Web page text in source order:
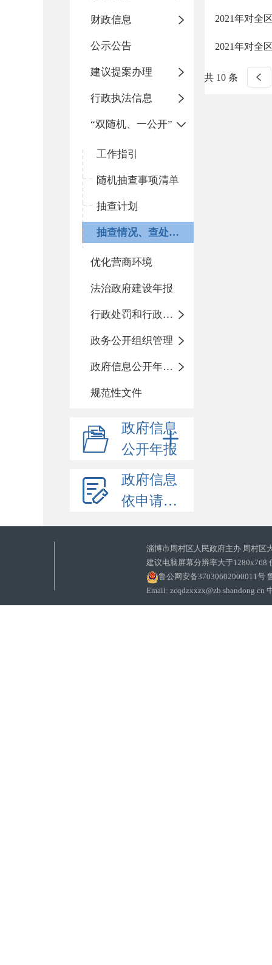
财政信息
公示公告
建议提案办理
行政执法信息
“双随机、一公开”
工作指引
随机抽查事项清单
抽查计划
抽查情况、查处结果
优化营商环境
法治政府建设年报
行政处罚和行政强制
政务公开组织管理
政府信息公开年度报告
规范性文件
政府信息
公开年报
政府信息
依申请公开
2021年对全
2021年对全
共 10 条
淄博市周村区人民政府主办 周村区
建议电脑屏幕分辨率大于1280x768
鲁公网安备37030602000011号
Email: zcqdzxxzx@zb.shandong.cn